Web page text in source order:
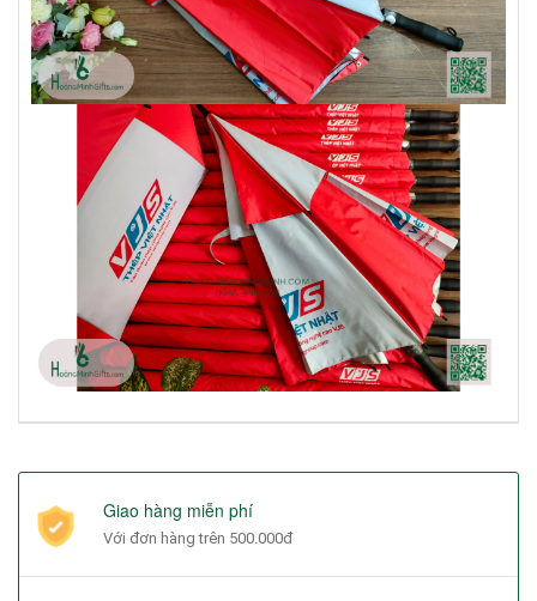
Giao hàng miễn phí
Với đơn hàng trên 500.000đ